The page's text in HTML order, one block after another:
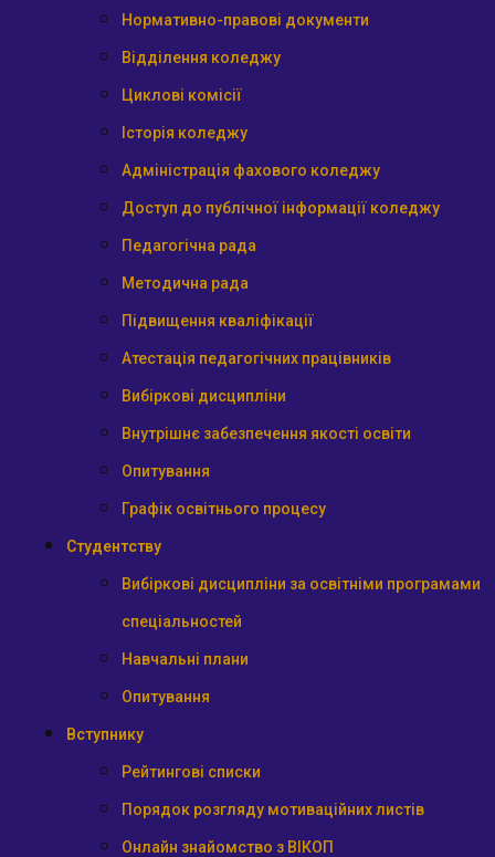
Нормативно-правові документи
Відділення коледжу
Циклові комісії
Історія коледжу
Адміністрація фахового коледжу
Доступ до публічної інформації коледжу
Педагогічна рада
Методична рада
Підвищення кваліфікації
Атестація педагогічних працівників
Вибіркові дисципліни
Внутрішнє забезпечення якості освіти
Опитування
Графік освітнього процесу
Студентству
Вибіркові дисципліни за освітніми програмами
спеціальностей
Навчальні плани
Опитування
Вступнику
Рейтингові списки
Порядок розгляду мотиваційних листів
Онлайн знайомство з ВІКОП